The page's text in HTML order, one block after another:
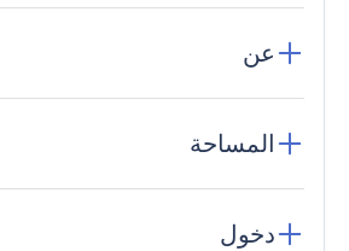
عن
المساحة
دخول